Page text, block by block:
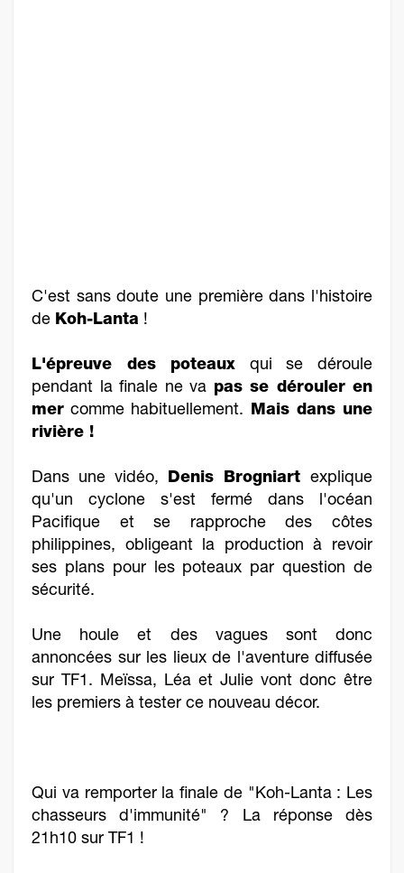
C'est sans doute une première dans l'histoire
de Koh-Lanta !
L'épreuve des poteaux qui se déroule
pendant la finale ne va pas se dérouler en
mer comme habituellement. Mais dans une
rivière !
Dans une vidéo, Denis Brogniart explique
qu'un cyclone s'est fermé dans l'océan
Pacifique et se rapproche des côtes
philippines, obligeant la production à revoir
ses plans pour les poteaux par question de
sécurité.
Une houle et des vagues sont donc
annoncées sur les lieux de l'aventure diffusée
sur TF1. Meïssa, Léa et Julie vont donc être
les premiers à tester ce nouveau décor.
Qui va remporter la finale de "Koh-Lanta : Les
chasseurs d'immunité" ? La réponse dès
21h10 sur TF1 !